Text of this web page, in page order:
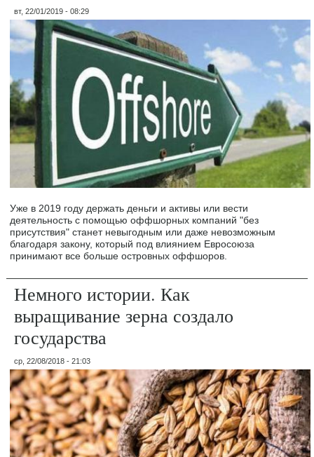
вт, 22/01/2019 - 08:29
Уже в 2019 году держать деньги и активы или вести
деятельность с помощью оффшорных компаний "без
присутствия" станет невыгодным или даже невозможным
благодаря закону, который под влиянием Евросоюза
принимают все больше островных оффшоров.
Немного истории. Как
выращивание зерна создало
государства
ср, 22/08/2018 - 21:03